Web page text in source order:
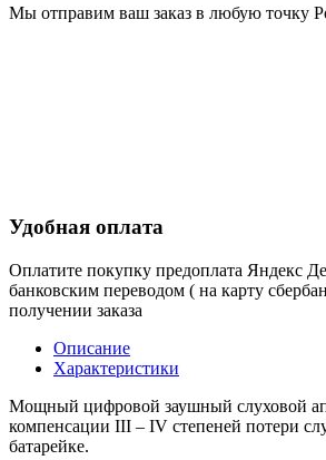
Мы отправим ваш заказ в любую точку
Удобная оплата
Оплатите покупку предоплата Яндекс
банковским переводом ( на карту
получении заказа
Описание
Характеристики
Мощный цифровой заушный слуховой
компенсации III – IV степеней потери
батарейке.